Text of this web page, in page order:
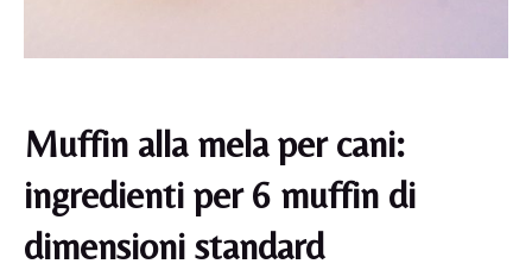
Muffin alla mela per cani:
ingredienti per 6 muffin di
dimensioni standard